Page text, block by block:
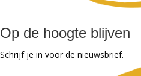
Op de hoogte blijven
Schrijf je in voor de nieuwsbrief.